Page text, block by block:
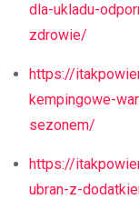
dla-ukladu-
zdrowie/
https://
kempingowe-
sezonem/
https://
ubran-z-